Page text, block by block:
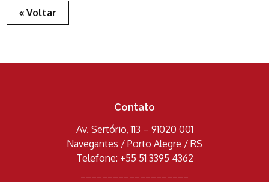
« Voltar
Contato
Av. Sertório, 113 – 91020 001
Navegantes / Porto Alegre / RS
Telefone: +55 51 3395 4362